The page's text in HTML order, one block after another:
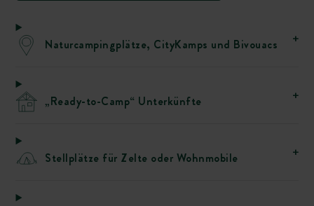
Naturcampingplätze, CityKamps und Bivouacs
„Ready-to-Camp“ Unterkünfte
Stellplätze für Zelte oder Wohnmobile